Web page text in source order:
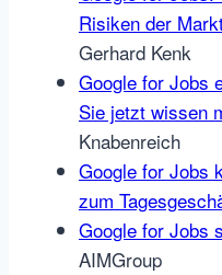
Risiken der
Gerhard Kenk
Google for Jobs
Sie jetzt wissen
Knabenreich
Google for Jobs
zum
Google for Jobs
AIMGroup